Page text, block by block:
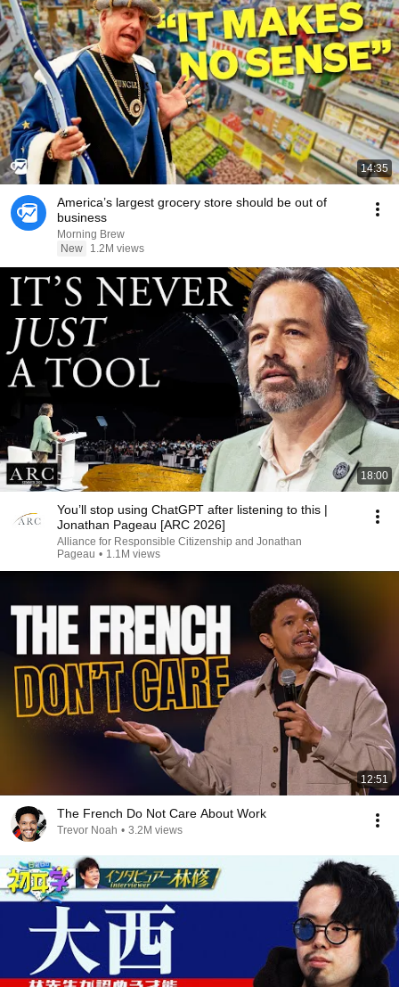
14:35
America’s largest grocery store should be out of
business
Morning Brew
New
1.2M views
18:00
You’ll stop using ChatGPT after listening to this |
Jonathan Pageau [ARC 2026]
Alliance for Responsible Citizenship and Jonathan
Pageau • 1.1M views
12:51
The French Do Not Care About Work
Trevor Noah • 3.2M views